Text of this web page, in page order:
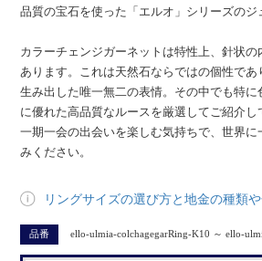
品質の宝石を使った「エルオ」シリーズのジ
カラーチェンジガーネットは特性上、針状
あります。これは天然石ならではの個性で
生み出した唯一無二の表情。その中でも特
に優れた高品質なルースを厳選してご紹介し
一期一会の出会いを楽しむ気持ちで、世界に
みください。
リングサイズの選び方と地金の種類
品番 ello-ulmia-colchagegarRing-K10 ～ ello-